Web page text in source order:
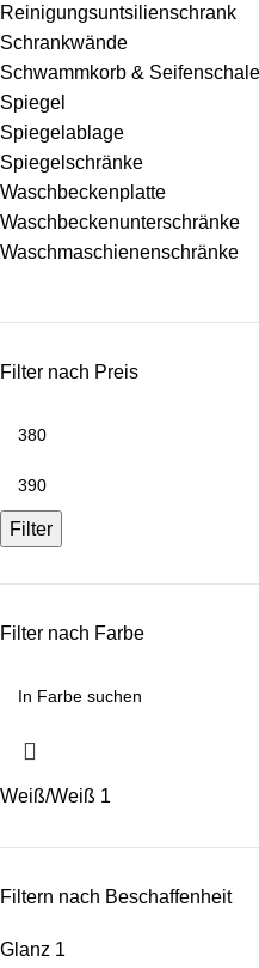
Reinigungsuntsilienschrank
Schrankwände
Schwammkorb & Seifenschale
Spiegel
Spiegelablage
Spiegelschränke
Waschbeckenplatte
Waschbeckenunterschränke
Waschmaschienenschränke
Filter nach Preis
Filter
Filter nach Farbe
Weiß/Weiß 1
Filtern nach Beschaffenheit
Glanz 1